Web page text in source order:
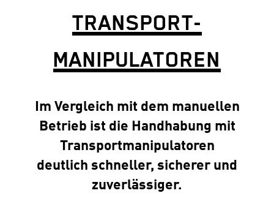
TRANSPORT­
MANIPULATOREN
Im Vergleich mit dem manuellen
Betrieb ist die Handhabung mit
Transportmanipulatoren
deutlich schneller, sicherer und
zuverlässiger.